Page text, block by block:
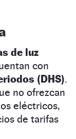
de luz
con
(DHS).
no ofrezcan
eléctricos,
de tarifas